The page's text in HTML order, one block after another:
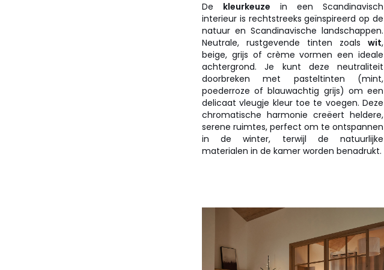
De kleurkeuze in een Scandinavisch
interieur is rechtstreeks geïnspireerd op de
natuur en Scandinavische landschappen.
Neutrale, rustgevende tinten zoals wit,
beige, grijs of crème vormen een ideale
achtergrond. Je kunt deze neutraliteit
doorbreken met pasteltinten (mint,
poederroze of blauwachtig grijs) om een
delicaat vleugje kleur toe te voegen. Deze
chromatische harmonie creëert heldere,
serene ruimtes, perfect om te ontspannen
in de winter, terwijl de natuurlijke
materialen in de kamer worden benadrukt.